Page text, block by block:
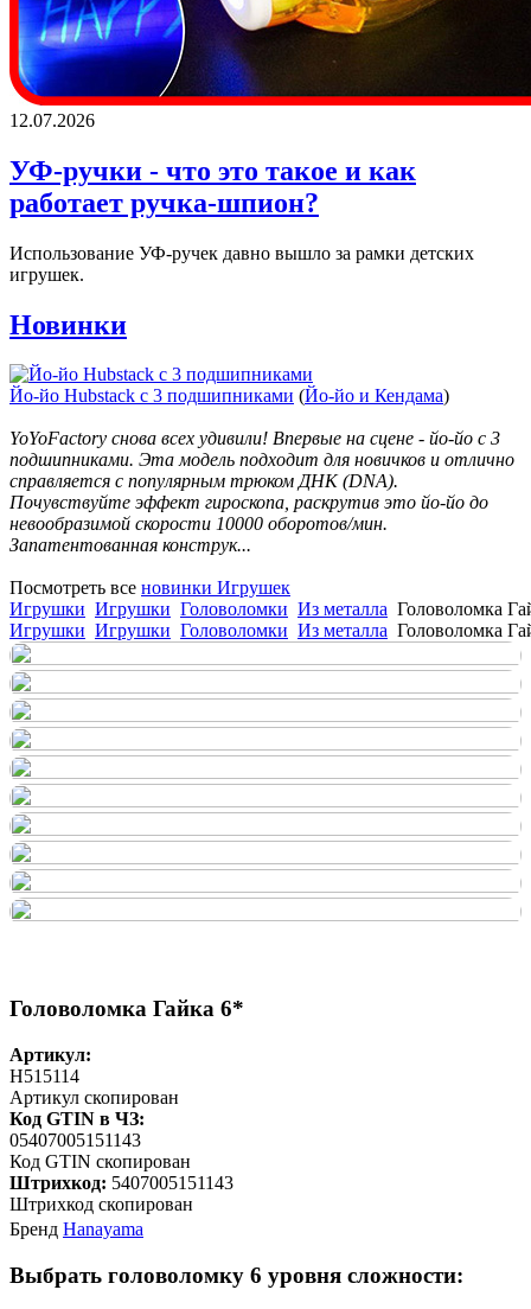
12.07.2026
УФ-ручки - что это такое и как
работает ручка-шпион?
Использование УФ-ручек давно вышло за рамки детских
игрушек.
Новинки
Йо-йо Hubstack c 3 подшипниками (Йо-йо и Кендама)
YoYoFactory снова всех удивили! Впервые на сцене - йо-йо с 3
подшипниками. Эта модель подходит для новичков и отлично
справляется с популярным трюком ДНК (DNA).
Почувствуйте эффект гироскопа, раскрутив это йо-йо до
невообразимой скорости 10000 оборотов/мин.
Запатентованная конструк...
Посмотреть все новинки Игрушек
Игрушки Игрушки Головоломки Из металла Головоломка
Игрушки Игрушки Головоломки Из металла Головоломка
Головоломка Гайка 6*
Артикул:
H515114
Артикул скопирован
Код GTIN в ЧЗ:
05407005151143
Код GTIN скопирован
Штрихкод: 5407005151143
Штрихкод скопирован
Бренд Hanayama
Выбрать головоломку 6 уровня сложности: